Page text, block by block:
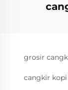
grosir
cangkir